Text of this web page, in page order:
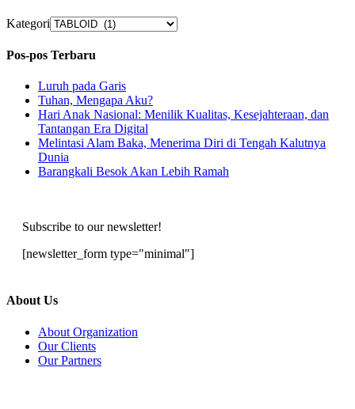
Kategori
Pos-pos Terbaru
Luruh pada Garis
Tuhan, Mengapa Aku?
Hari Anak Nasional: Menilik Kualitas, Kesejahteraan, dan
Tantangan Era Digital
Melintasi Alam Baka, Menerima Diri di Tengah Kalutnya
Dunia
Barangkali Besok Akan Lebih Ramah
Subscribe to our newsletter!
[newsletter_form type="minimal"]
About Us
About Organization
Our Clients
Our Partners